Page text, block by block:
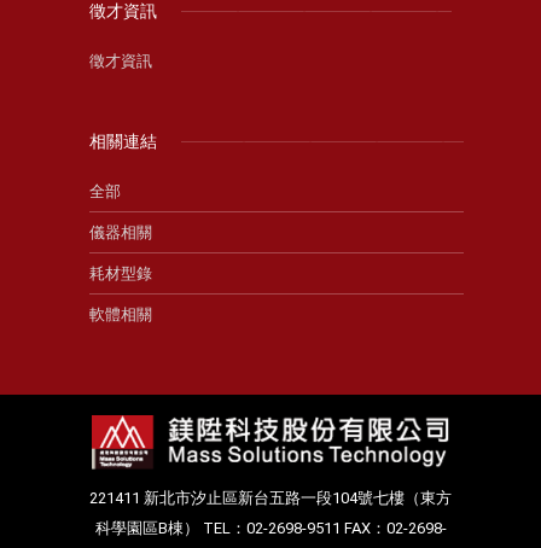
徵才資訊
徵才資訊
相關連結
全部
儀器相關
耗材型錄
軟體相關
221411 新北市汐止區新台五路一段104號七樓（東方
科學園區B棟） TEL：02-2698-9511 FAX：02-2698-